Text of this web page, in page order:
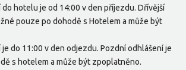
do hotelu je od 14:00 v den příjezdu. Dřívější
pouze po dohodě s Hotelem a může být
do 11:00 v den odjezdu. Pozdní odhlášení je
s hotelem a může být zpoplatněno.